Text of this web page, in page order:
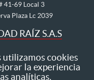
41-69 Local 3
Plaza Lc 2039
RAÍZ S.A.S
hipoteca, avalúo y
utilizamos cookies
la experiencia
analíticas.